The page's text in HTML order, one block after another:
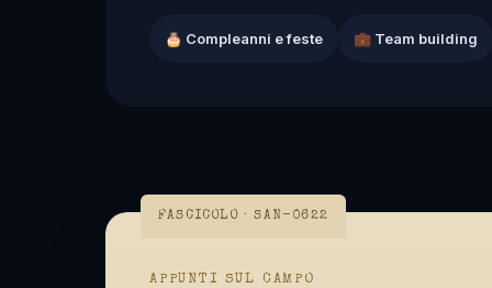
🎂 Compleanni e feste 💼 Team building
FASCICOLO · SAN-0622
APPUNTI SUL CAMPO